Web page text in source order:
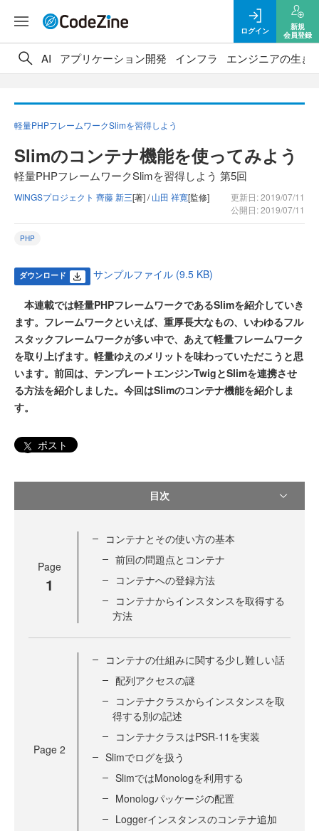
ログイン
新規
会員登録
AI アプリケーション開発 インフラ エンジニアの生き
軽量PHPフレームワークSlimを習得しよう
Slimのコンテナ機能を使ってみよう
軽量PHPフレームワークSlimを習得しよう 第5回
WINGSプロジェクト 齊藤 新三[著] /山田 祥寛[監修]
更新日: 2019/07/11
公開日: 2019/07/11
PHP
ダウンロード サンプルファイル (9.5 KB)
本連載では軽量PHPフレームワークであるSlimを紹介していき
ます。フレームワークといえば、重厚長大なもの、いわゆるフル
スタックフレームワークが多い中で、あえて軽量フレームワーク
を取り上げます。軽量ゆえのメリットを味わっていただこうと思
います。前回は、テンプレートエンジンTwigとSlimを連携させ
る方法を紹介しました。今回はSlimのコンテナ機能を紹介しま
す。
ポスト
目次
Page
1
コンテナとその使い方の基本
前回の問題点とコンテナ
コンテナへの登録方法
コンテナからインスタンスを取得する
方法
Page 2
コンテナの仕組みに関する少し難しい話
配列アクセスの謎
コンテナクラスからインスタンスを取
得する別の記述
コンテナクラスはPSR-11を実装
Slimでログを扱う
SlimではMonologを利用する
Monologパッケージの配置
Loggerインスタンスのコンテナ追加